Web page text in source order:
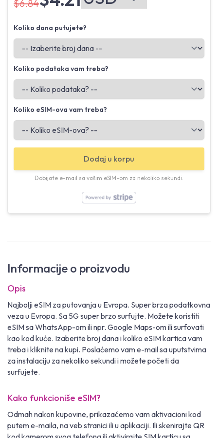
$6.84
Koliko dana putujete?
Koliko podataka vam treba?
Koliko eSIM-ova vam treba?
Dodaj u korpu
Dobijate e-mail sa vašim eSIM-om za nekoliko sekundi.
Informacije o proizvodu
Opis
Najbolji eSIM za putovanja u Evropa. Super brza podatkovna
veza u Evropa. Sa 5G super brzo surfujte. Možete koristiti
eSIM sa WhatsApp-om ili npr. Google Maps-om ili surfovati
kao kod kuće. Izaberite broj dana i koliko eSIM kartica vam
treba i kliknite na kupi. Poslaćemo vam e-mail sa uputstvima
za instalaciju za nekoliko sekundi i možete početi da
surfujete.
Kako funkcioniše eSIM?
Odmah nakon kupovine, prikazaćemo vam aktivacioni kod
putem e-maila, na veb stranici ili u aplikaciji. Ili skenirajte QR